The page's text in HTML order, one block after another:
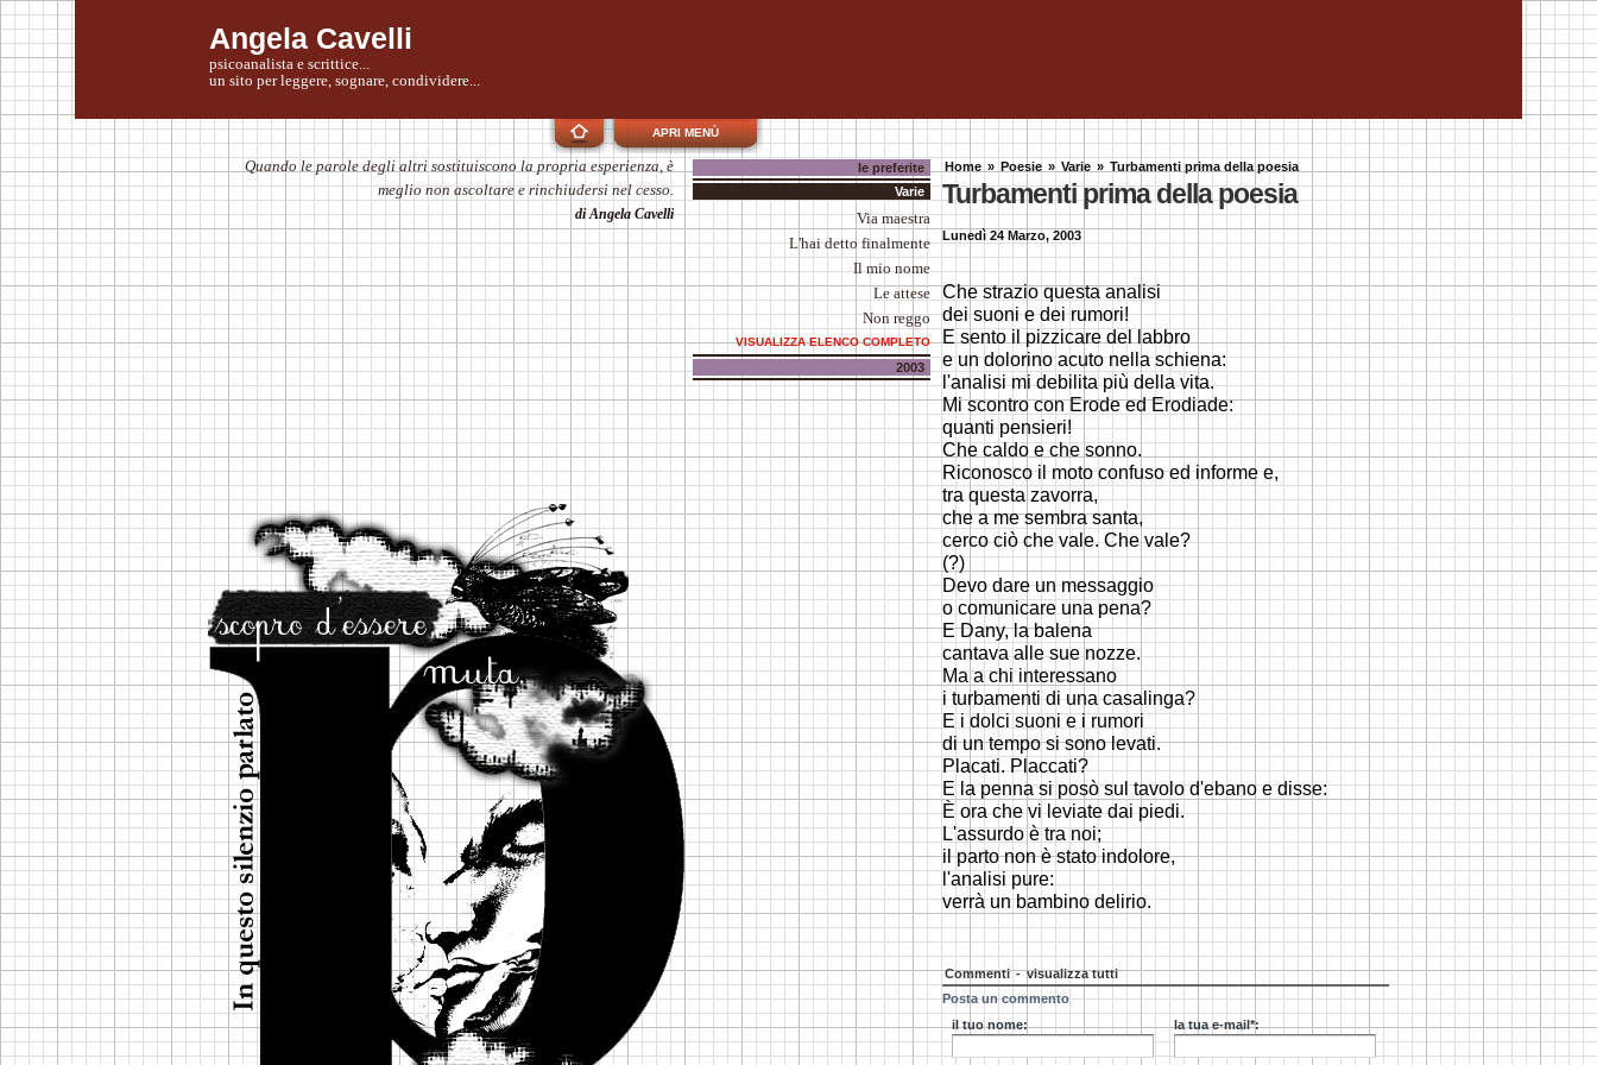
Angela Cavelli
psicoanalista e scrittice...
un sito per leggere, sognare, condividere...
APRI MENÙ
Quando le parole degli altri sostituiscono la propria esperienza, è
meglio non ascoltare e rinchiudersi nel cesso.
di Angela Cavelli
le preferite
Varie
Via maestra
L'hai detto finalmente
Il mio nome
Le attese
Non reggo
VISUALIZZA ELENCO COMPLETO
2003
Home » Poesie » Varie » Turbamenti prima della poesia
Turbamenti prima della poesia
Lunedì 24 Marzo, 2003
Che strazio questa analisi
dei suoni e dei rumori!
E sento il pizzicare del labbro
e un dolorino acuto nella schiena:
l'analisi mi debilita più della vita.
Mi scontro con Erode ed Erodiade:
quanti pensieri!
Che caldo e che sonno.
Riconosco il moto confuso ed informe e,
tra questa zavorra,
che a me sembra santa,
cerco ciò che vale. Che vale?
(?)
Devo dare un messaggio
o comunicare una pena?
E Dany, la balena
cantava alle sue nozze.
Ma a chi interessano
i turbamenti di una casalinga?
E i dolci suoni e i rumori
di un tempo si sono levati.
Placati. Placcati?
E la penna si posò sul tavolo d'ebano e disse:
È ora che vi leviate dai piedi.
L'assurdo è tra noi;
il parto non è stato indolore,
l'analisi pure:
verrà un bambino delirio.
Commenti-visualizza tutti
Posta un commento
il tuo nome:
la tua e-mail*: